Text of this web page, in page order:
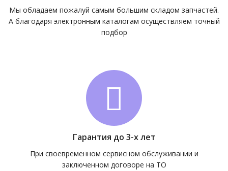
Мы обладаем пожалуй самым большим складом запчастей.
А благодаря электронным каталогам осуществляем точный
подбор
Гарантия до 3-х лет
При своевременном сервисном обслуживании и
заключенном договоре на ТО